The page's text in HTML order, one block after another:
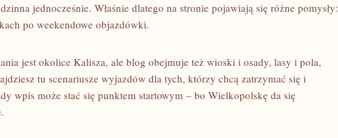
jednocześnie. Właśnie dlatego na stronie pojawiają się różne pomysły:
po weekendowe objazdówki.
jest okolice Kalisza, ale blog obejmuje też wioski i osady, lasy i pola,
tu scenariusze wyjazdów dla tych, którzy chcą zatrzymać się i
wpis może stać się punktem startowym – bo Wielkopolskę da się